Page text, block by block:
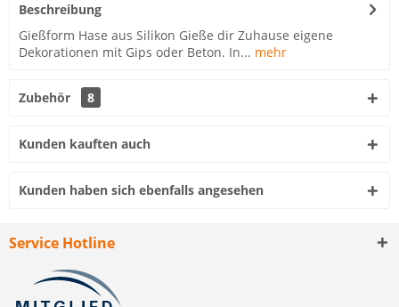
Beschreibung
Gießform Hase aus Silikon Gieße dir Zuhause eigene
Dekorationen mit Gips oder Beton. In... mehr
Zubehör 8
Kunden kauften auch
Kunden haben sich ebenfalls angesehen
Service Hotline